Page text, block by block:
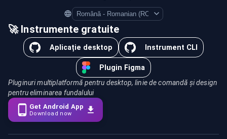
Language
🚀 Instrumente gratuite
Aplicație desktop Instrument CLI
Plugin Figma
Pluginuri multiplatformă pentru desktop, linie de comandă și design
pentru eliminarea fundalului
Get Android App
Download now